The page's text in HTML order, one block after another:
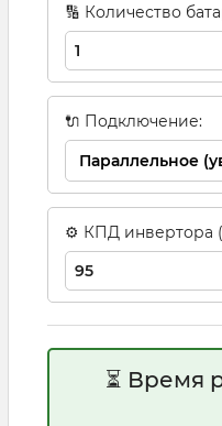
🔢 Количество
🔌 Подключение:
⚙ КПД инвертора
⏳ Время